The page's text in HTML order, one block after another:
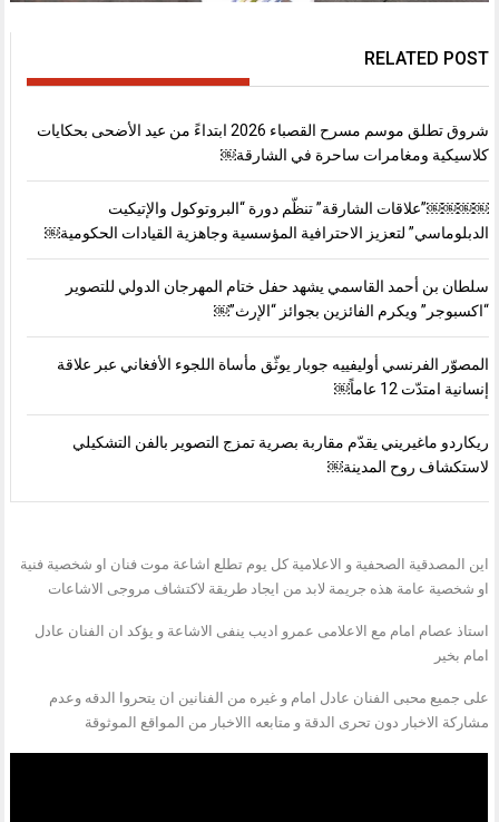
RELATED POST
شروق تطلق موسم مسرح القصباء 2026 ابتداءً من عيد الأضحى بحكايات
كلاسيكية ومغامرات ساحرة في الشارقة￼
￼￼￼￼”علاقات الشارقة” تنظّم دورة “البروتوكول والإتيكيت
الدبلوماسي” لتعزيز الاحترافية المؤسسية وجاهزية القيادات الحكومية￼
سلطان بن أحمد القاسمي يشهد حفل ختام المهرجان الدولي للتصوير
“اكسبوجر” ويكرم الفائزين بجوائز “الإرث”￼
المصوّر الفرنسي أوليفييه جوبار يوثّق مأساة اللجوء الأفغاني عبر علاقة
إنسانية امتدّت 12 عاماً￼
ريكاردو ماغيريني يقدّم مقاربة بصرية تمزج التصوير بالفن التشكيلي
لاستكشاف روح المدينة￼
اين المصدقية الصحفية و الاعلامية كل يوم تطلع اشاعة موت فنان او شخصية فنية
او شخصية عامة هذه جريمة لابد من ايجاد طريقة لاكتشاف مروجى الاشاعات
استاذ عصام امام مع الاعلامى عمرو اديب ينفى الاشاعة و يؤكد ان الفنان عادل
امام بخير
على جميع محبى الفنان عادل امام و غيره من الفنانين ان يتحروا الدقه وعدم
مشاركة الاخبار دون تحرى الدقة و متابعه االاخبار من المواقع الموثوقة